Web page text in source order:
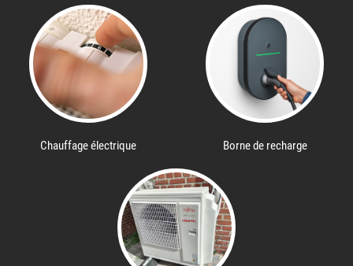
Chauffage électrique Borne de recharge